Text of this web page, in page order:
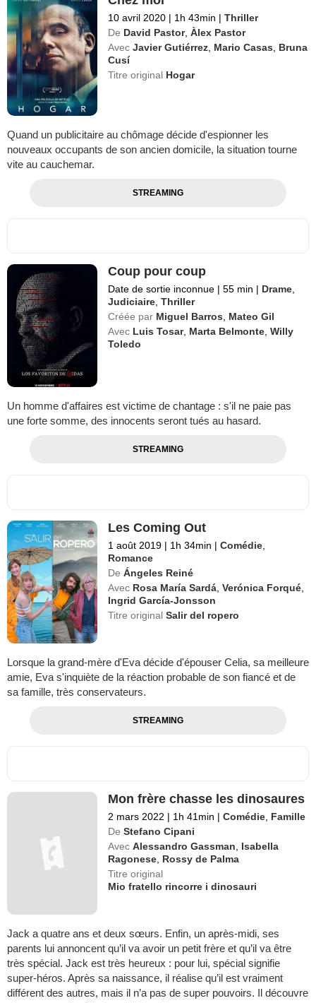
10 avril 2020 | 1h 43min | Thriller
De David Pastor,Àlex Pastor
Avec Javier Gutiérrez Mario Casas
Bruna
Cusí
Titre original Hogar
Quand un publicitaire au chômage décide d'espionner les
nouveaux occupants de son ancien domicile, la situation tourne
vite au cauchemar.
STREAMING
Coup pour coup
Date de sortie inconnue | 55 min | Drame
Judiciaire ,Thriller
Créée par Miguel Barros
Mateo Gil
Avec Luis Tosar, Marta Belmonte ,Willy
Toledo
Un homme d'affaires est victime de chantage : s'il ne paie pas
une forte somme, des innocents seront tués au hasard.
STREAMING
Les Coming Out
1 août 2019 | 1h 34min | Comédie
Romance
De Ángeles Reiné
Avec Rosa María Sardá ,Verónica Forqué
Ingrid García-Jonsson
Titre originalSalir del ropero
Lorsque la grand-mère d'Eva décide d'épouser Celia, sa meilleure
amie, Eva s'inquiète de la réaction probable de son fiancé et de
sa famille, très conservateurs.
STREAMING
Mon frère chasse les dinosaures
2 mars 2022 | 1h 41min | Comédie Famille
De Stefano Cipani
Avec Alessandro Gassman
Isabella
Ragonese Rossy de Palma
Titre original
Mio fratello rincorre i dinosauri
Jack a quatre ans et deux sœurs. Enfin, un après-midi, ses
parents lui annoncent qu’il va avoir un petit frère et qu’il va être
très spécial. Jack est très heureux : pour lui, spécial signifie
super-héros. Après sa naissance, il réalise qu’il est vraiment
différent des autres, mais il n’a pas de super pouvoirs. Il découvre